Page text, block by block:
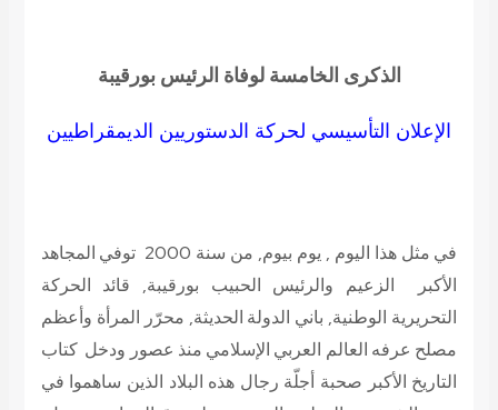
الذكرى الخامسة لوفاة الرئيس بورقيبة
الإعلان التأسيسي لحركة الدستوريين الديمقراطيين
في مثل هذا اليوم , يوم بيوم, من سنة 2000 توفي المجاهد
الأكبر الزعيم والرئيس الحبيب بورقيبة, قائد الحركة
التحريرية الوطنية, باني الدولة الحديثة, محرّر المرأة وأعظم
مصلح عرفه العالم العربي الإسلامي منذ عصور ودخل كتاب
التاريخ الأكبر صحبة أجلّة رجال هذه البلاد الذين ساهموا في